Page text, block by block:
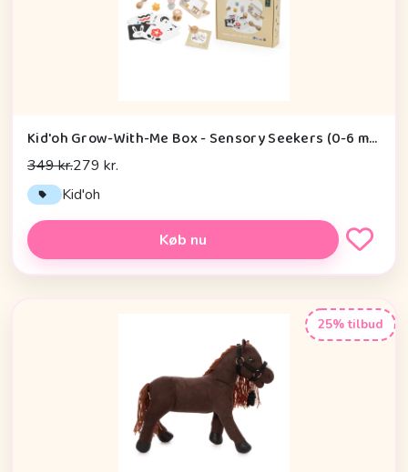
Kid'oh Grow-With-Me Box - Sensory Seekers (0-6 mdr.)
349 kr.279 kr.
Kid'oh
Køb nu
25% tilbud